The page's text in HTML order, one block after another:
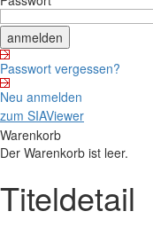
Passwort vergessen?
Neu anmelden
zum SIAViewer
Warenkorb
Der Warenkorb ist leer.
Titeldetail